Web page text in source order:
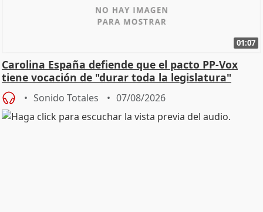
01:07
Carolina España defiende que el pacto PP-Vox
tiene vocación de "durar toda la legislatura"
Sonido Totales 07/08/2026